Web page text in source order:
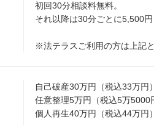
初回30分相談料無料。
それ以降は30分ごとに5,500円
※法テラスご利用の方は上記
自己破産30万円（税込33万円
任意整理5万円（税込5万5000
個人再生40万円（税込44万円